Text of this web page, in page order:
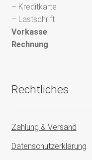
– Kreditkarte
– Lastschrift
Vorkasse
Rechnung
Rechtliches
Zahlung & Versand
Datenschutzerklärung